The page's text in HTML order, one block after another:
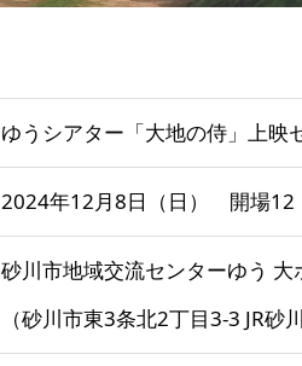
ゆうシアター「大地の侍」上映
2024年12月8日（日） 開場
砂川市地域交流センターゆう 大
（砂川市東3条北2丁目3-3 JR砂